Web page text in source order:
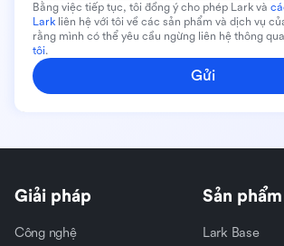
Bằng việc tiếp tục, tôi đồng ý cho phép Lark và
Lark liên hệ với tôi về các sản phẩm và dịch vụ
rằng mình có thể yêu cầu ngừng liên hệ thông qua
tôi.
Gửi
Giải pháp
Công nghệ
Sản phẩm
Lark Base